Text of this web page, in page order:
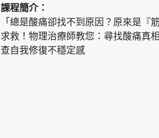
課程簡介：
「總是酸痛卻找不到原因？原來是『
求救！物理治療師教您：尋找酸痛真
查自我修復不穩定感